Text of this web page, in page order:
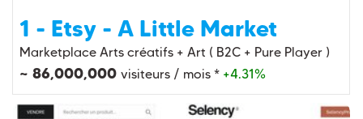
1 - Etsy - A Little Market
Marketplace Arts créatifs + Art ( B2C + Pure Player )
~ 86,000,000 visiteurs / mois * +4.31%